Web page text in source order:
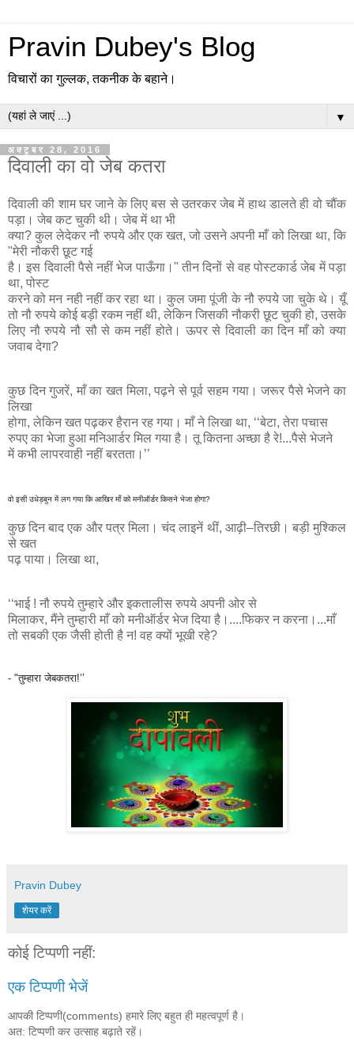
Pravin Dubey's Blog
विचारों का गुल्लक, तकनीक के बहाने।
▼
अक्टूबर 28, 2016
दिवाली का वो जेब कतरा
दिवाली की शाम घर जाने के लिए बस से उतरकर जेब में हाथ डालते ही वो चौंक
पड़ा। जेब कट चुकी थी। जेब में था भी
क्या? कुल लेदेकर नौ रुपये और एक खत, जो उसने अपनी माँ को लिखा था, कि
"मेरी नौकरी छूट गई
है। इस दिवाली पैसे नहीं भेज पाऊँगा।" तीन दिनों से वह पोस्टकार्ड जेब में पड़ा
था, पोस्ट
करने को मन नही नहीं कर रहा था। कुल जमा पूंजी के नौ रुपये जा चुके थे। यूँ
तो नौ रुपये कोई बड़ी रकम नहीं थी, लेकिन जिसकी नौकरी छूट चुकी हो, उसके
लिए नौ रुपये नौ सौ से कम नहीं होते। ऊपर से दिवाली का दिन माँ को क्या
जवाब देगा?
कुछ दिन गुजरें, माँ का खत मिला, पढ़ने से पूर्व सहम गया। जरूर पैसे भेजने का
लिखा
होगा, लेकिन खत पढ़कर हैरान रह गया। माँ ने लिखा था, ‘‘बेटा, तेरा पचास
रुपए का भेजा हुआ मनिआर्डर मिल गया है। तू कितना अच्छा है रे!...पैसे भेजने
में कभी लापरवाही नहीं बरतता।’’
वो इसी उधेड़बुन में लग गया कि आखिर माँ को मनीऑर्डर किसने भेजा होगा?
कुछ दिन बाद एक और पत्र मिला। चंद लाइनें थीं, आढ़ी–तिरछी। बड़ी मुश्किल
से खत
पढ़ पाया। लिखा था,
‘‘भाई ! नौ रुपये तुम्हारे और इकतालीस रुपये अपनी ओर से
मिलाकर, मैंने तुम्हारी माँ को मनीऑर्डर भेज दिया है।....फिकर न करना।...माँ
तो सबकी एक जैसी होती है न! वह क्यों भूखी रहे?
- "तुम्हारा जेबकतरा!’’
Pravin Dubey
शेयर करें
कोई टिप्पणी नहीं:
एक टिप्पणी भेजें
आपकी टिप्पणी(comments) हमारे लिए बहुत ही महत्वपूर्ण है।
अत: टिप्पणी कर उत्साह बढ़ाते रहें।